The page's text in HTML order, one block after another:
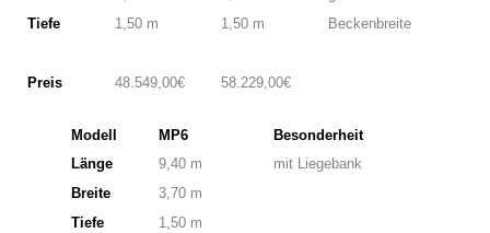
Tiefe
1,50 m 1,50 m Beckenbreite
Preis 48.549,00€ 58.229,00€
Modell MP6
Besonderheit
Länge
9,40 m
mit Liegebank
Breite
3,70 m
Tiefe
1,50 m